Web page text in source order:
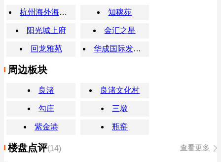
杭州海外海纳川大酒店 知稼苑
阳光城上府 金汇之星
回龙雅苑 华成国际发展大厦
周边板块
良渚 良渚文化村
勾庄 三墩
紫金港 瓶窑
楼盘点评(14) 查看更多